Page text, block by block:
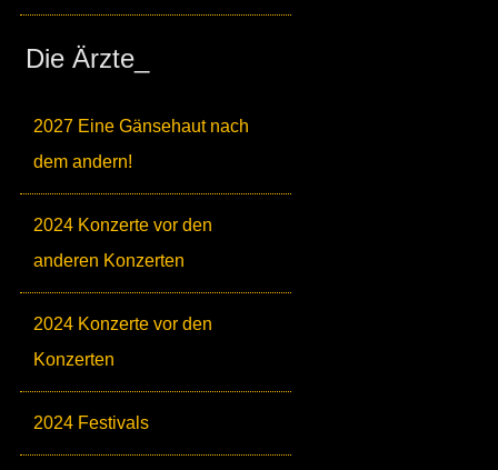
Die Ärzte_
2027 Eine Gänsehaut nach
dem andern!
2024 Konzerte vor den
anderen Konzerten
2024 Konzerte vor den
Konzerten
2024 Festivals